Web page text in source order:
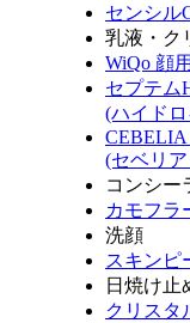
センシル
乳液・ク
WiQo 顔
セプテム
(ハイド
CEBELIA
(セベリ
コンシー
カモフラ
洗顔
スキンピ
日焼け止
クリスタ